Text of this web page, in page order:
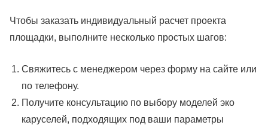
Чтобы заказать индивидуальный расчет проекта
площадки, выполните несколько простых шагов:
Свяжитесь с менеджером через форму на сайте или
по телефону.
Получите консультацию по выбору моделей эко
каруселей, подходящих под ваши параметры